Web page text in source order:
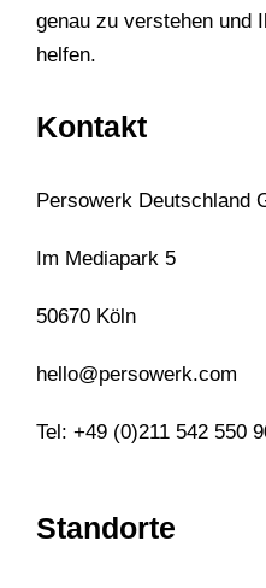
genau zu verstehen und
helfen.
Kontakt
Persowerk Deutschland
Im Mediapark 5
50670 Köln
hello@persowerk.com
Tel: +49 (0)211 542 550
Standorte